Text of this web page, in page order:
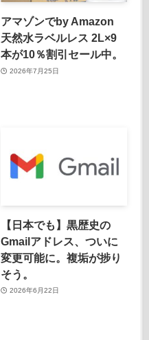
アマゾンでby Amazon
天然水ラベルレス 2L×9
本が10％割引セール中。
2026年7月25日
【日本でも】黒歴史の
Gmailアドレス、ついに
変更可能に。複垢が捗り
そう。
2026年6月22日